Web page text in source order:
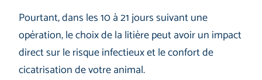
Pourtant, dans les 10 à 21 jours suivant une
opération, le choix de la litière peut avoir un impact
direct sur le risque infectieux et le confort de
cicatrisation de votre animal.